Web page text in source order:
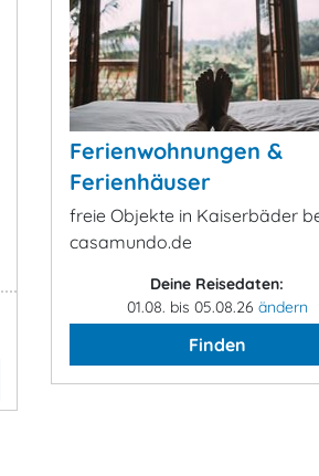
Ferienwohnungen &
Ferienhäuser
freie Objekte in Kaiserbäder
casamundo.de
Deine Reisedaten:
01.08. bis 05.08.26 ändern
Finden